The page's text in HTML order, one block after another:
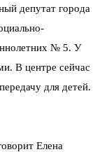
депутат города
№ 5. У
В центре сейчас
для детей.
Елена